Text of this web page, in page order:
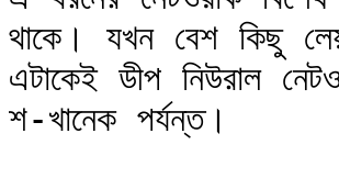
থাকে। যখন বেশ কিছু
এটাকেই ডীপ নিউরাল
শ-খানেক পর্যন্ত।